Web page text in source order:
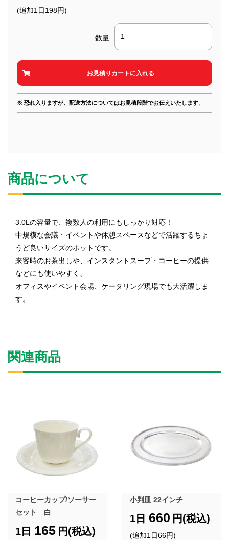
(追加1日198円)
数量
※ 恐れ入りますが、配送方法についてはお見積段階でお伝えいたします。
商品について
3.0Lの容量で、複数人の利用にもしっかり対応！
中規模な会議・イベントや休憩スペースなどで活躍するちょ
うど良いサイズのポットです。
来客時のお茶出しや、インスタントスープ・コーヒーの提供
などにも使いやすく、
オフィスやイベント会場、ケータリング現場でも大活躍しま
す。
関連商品
コーヒーカップ/ソーサー
セット 白
1日 165 円(税込)
小判皿 22インチ
1日 660 円(税込)
(追加1日66円)